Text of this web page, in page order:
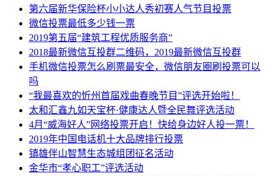
第六届新华保险杯小小达人秀初赛人气节目投票
微信投票最低多少钱一票
2019第五届“建筑工程优质服务商”
2018最新微信互投群二维码，2019最新微信互投群
手机微信投票怎么刷票最安全，微信朋友圈刷投票可以
吗
“我最喜欢的忻州首届戏曲春晚节目”评选开始啦！
太和汇鑫九如天宝杯·健康达人暨全民舞评选活动
4月“威海好人”网络投票开启！快给身边好人投一票！
2019年中国电话机十大品牌排行投票
镇雄伴山智慧生态城组团征名活动
金华市“孝心职工”评选活动